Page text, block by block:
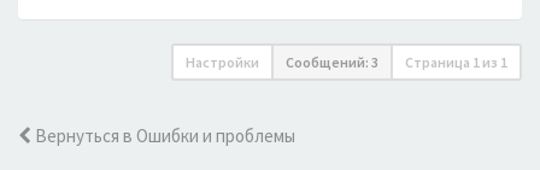
Настройки Сообщений: 3 Страница 1 из 1
Вернуться в Ошибки и проблемы